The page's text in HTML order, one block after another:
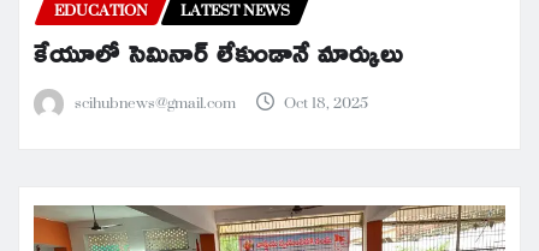
EDUCATION LATEST NEWS
కేయూలో సెమినార్ లేకుండానే మార్కులు
scihubnews@gmail.com Oct 18, 2025